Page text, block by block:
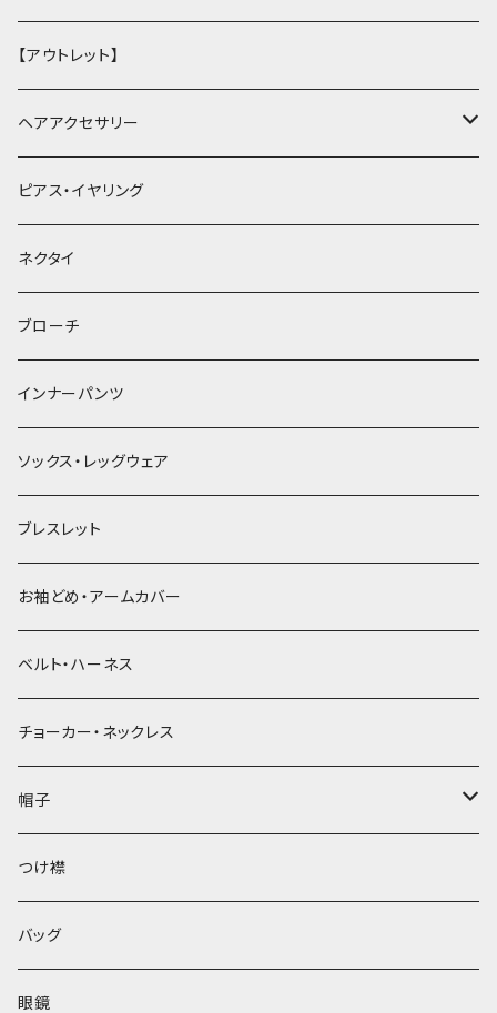
【アウトレット】
ヘアアクセサリー
ヘアクリップ
ヘッドドレス・カチューシャ
ヘアゴム
簪
ピアス・イヤリング
ネクタイ
ブローチ
インナーパンツ
ソックス・レッグウェア
ブレスレット
お袖どめ・アームカバー
ベルト・ハーネス
チョーカー・ネックレス
帽子
ベレー帽
つけ襟
バッグ
眼鏡